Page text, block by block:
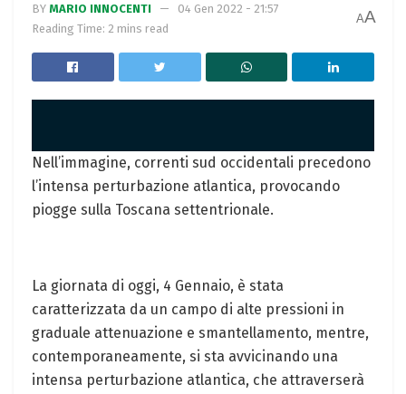
BY MARIO INNOCENTI
04 Gen 2022 - 21:57
Reading Time: 2 mins read
AA
Nell’immagine, correnti sud occidentali precedono
l’intensa perturbazione atlantica, provocando
piogge sulla Toscana settentrionale.
La giornata di oggi, 4 Gennaio, è stata
caratterizzata da un campo di alte pressioni in
graduale attenuazione e smantellamento, mentre,
contemporaneamente, si sta avvicinando una
intensa perturbazione atlantica, che attraverserà